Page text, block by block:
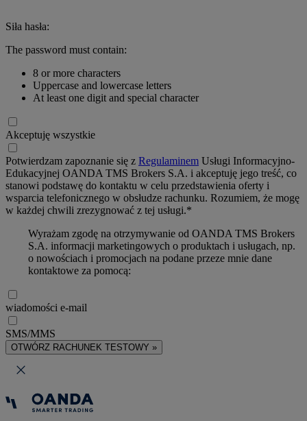
Siła hasła:
The password must contain:
8 or more characters
Uppercase and lowercase letters
At least one digit and special character
Akceptuję wszystkie
Potwierdzam zapoznanie się z Regulaminem Usługi Informacyjno-
Edukacyjnej OANDA TMS Brokers S.A. i akceptuję jego treść, co
stanowi podstawę do kontaktu w celu przedstawienia oferty i
wsparcia telefonicznego w obsłudze rachunku. Rozumiem, że mogę
w każdej chwili zrezygnować z tej usługi.*
Wyrażam zgodę na otrzymywanie od OANDA TMS Brokers
S.A. informacji marketingowych o produktach i usługach, np.
o nowościach i promocjach na podane przeze mnie dane
kontaktowe za pomocą:
wiadomości e-mail
SMS/MMS
OTWÓRZ RACHUNEK TESTOWY »